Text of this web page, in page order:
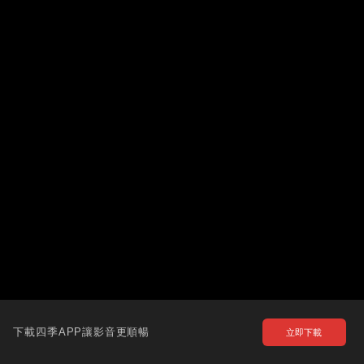
下載四季APP讓影音更順暢 立即下載